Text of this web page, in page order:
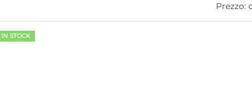
Prezzo:
IN STOCK